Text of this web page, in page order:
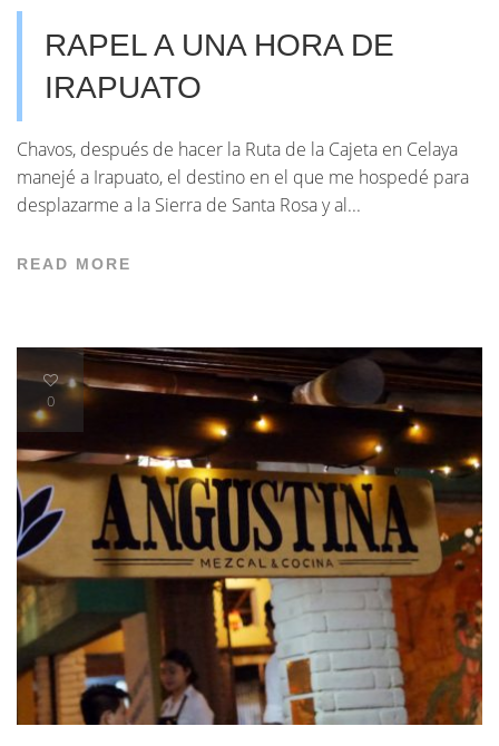
RAPEL A UNA HORA DE
IRAPUATO
Chavos, después de hacer la Ruta de la Cajeta en Celaya
manejé a Irapuato, el destino en el que me hospedé para
desplazarme a la Sierra de Santa Rosa y al...
READ MORE
0